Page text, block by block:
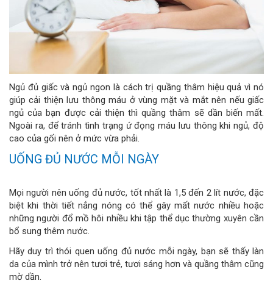
Ngủ đủ giấc và ngủ ngon là cách trị quầng thâm hiệu quả vì nó
giúp cải thiện lưu thông máu ở vùng mặt và mắt nên nếu giấc
ngủ của bạn được cải thiện thì quầng thâm sẽ dần biến mất.
Ngoài ra, để tránh tình trạng ứ đọng máu lưu thông khi ngủ, độ
cao của gối nên ở mức vừa phải.
UỐNG ĐỦ NƯỚC MỖI NGÀY
Mọi người nên uống đủ nước, tốt nhất là 1,5 đến 2 lít nước, đặc
biệt khi thời tiết nắng nóng có thể gây mất nước nhiều hoặc
những người đổ mồ hôi nhiều khi tập thể dục thường xuyên cần
bổ sung thêm nước.
Hãy duy trì thói quen uống đủ nước mỗi ngày, bạn sẽ thấy làn
da của mình trở nên tươi trẻ, tươi sáng hơn và quầng thâm cũng
mờ dần.